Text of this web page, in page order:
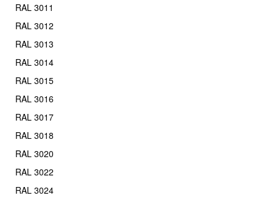
RAL 3011
RAL 3012
RAL 3013
RAL 3014
RAL 3015
RAL 3016
RAL 3017
RAL 3018
RAL 3020
RAL 3022
RAL 3024